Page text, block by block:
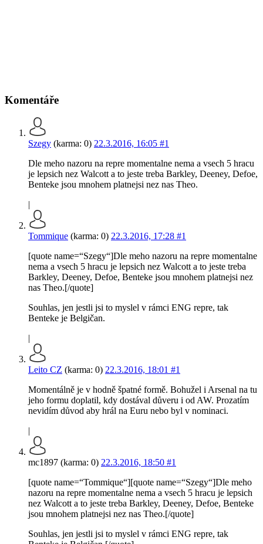
Komentáře
Szegy (karma: 0) 22.3.2016, 16:05 #1
Dle meho nazoru na repre momentalne nema a vsech 5 hracu
je lepsich nez Walcott a to jeste treba Barkley, Deeney, Defoe,
Benteke jsou mnohem platnejsi nez nas Theo.
|
Tommique (karma: 0) 22.3.2016, 17:28 #1
[quote name=“Szegy“]Dle meho nazoru na repre momentalne
nema a vsech 5 hracu je lepsich nez Walcott a to jeste treba
Barkley, Deeney, Defoe, Benteke jsou mnohem platnejsi nez
nas Theo.[/quote]
Souhlas, jen jestli jsi to myslel v rámci ENG repre, tak
Benteke je Belgičan.
|
Leito CZ (karma: 0) 22.3.2016, 18:01 #1
Momentálně je v hodně špatné formě. Bohužel i Arsenal na tu
jeho formu doplatil, kdy dostával důveru i od AW. Prozatím
nevidím důvod aby hrál na Euru nebo byl v nominaci.
|
mc1897 (karma: 0) 22.3.2016, 18:50 #1
[quote name=“Tommique“][quote name=“Szegy“]Dle meho
nazoru na repre momentalne nema a vsech 5 hracu je lepsich
nez Walcott a to jeste treba Barkley, Deeney, Defoe, Benteke
jsou mnohem platnejsi nez nas Theo.[/quote]
Souhlas, jen jestli jsi to myslel v rámci ENG repre, tak